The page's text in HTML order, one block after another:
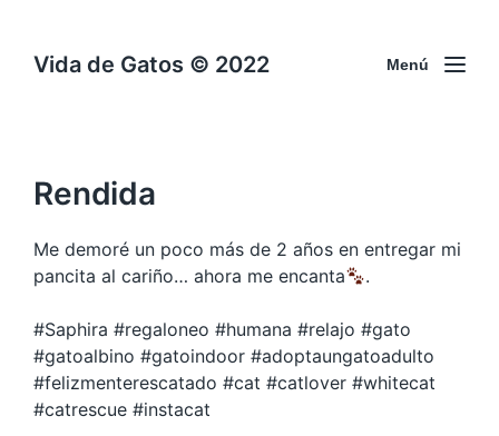
Vida de Gatos © 2022 Menú
Rendida
Me demoré un poco más de 2 años en entregar mi
pancita al cariño… ahora me encanta
.
#Saphira #regaloneo #humana #relajo #gato
#gatoalbino #gatoindoor #adoptaungatoadulto
#felizmenterescatado #cat #catlover #whitecat
#catrescue #instacat